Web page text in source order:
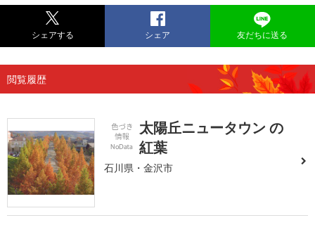
シェアする シェア 友だちに送る
閲覧履歴
太陽丘ニュータウン の
紅葉
石川県・金沢市